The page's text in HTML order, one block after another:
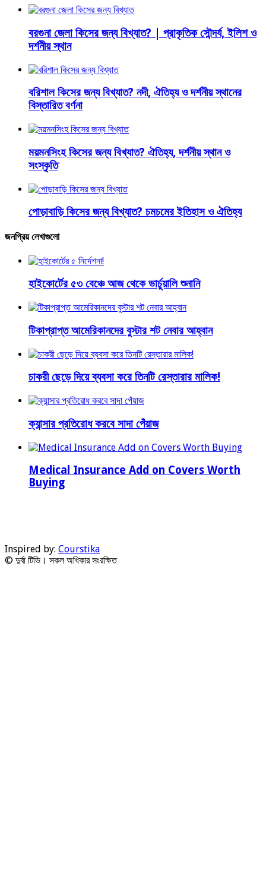
বরগুনা জেলা কিসের জন্য বিখ্যাত? | প্রাকৃতিক সৌন্দর্য, ইলিশ ও
দর্শনীয় স্থান
বরিশাল কিসের জন্য বিখ্যাত? নদী, ঐতিহ্য ও দর্শনীয় স্থানের
বিস্তারিত বর্ণনা
ময়মনসিংহ কিসের জন্য বিখ্যাত? ঐতিহ্য, দর্শনীয় স্থান ও
সংস্কৃতি
পোড়াবাড়ি কিসের জন্য বিখ্যাত? চমচমের ইতিহাস ও ঐতিহ্য
জনপ্রিয় লেখাগুলো
হাইকোর্টের ৫৩ বেঞ্চে আজ থেকে ভার্চুয়ালি শুনানি
টিকাপ্রাপ্ত আমেরিকানদের বুস্টার শট নেবার আহ্বান
চাকরী ছেড়ে দিয়ে ব্যবসা করে তিনটি রেস্তারার মালিক!
ক্যান্সার প্রতিরোধ করবে সাদা পেঁয়াজ
Medical Insurance Add on Covers Worth
Buying
Inspired by: Courstika
© দুর্বা টিভি। সকল অধিকার সংরক্ষিত